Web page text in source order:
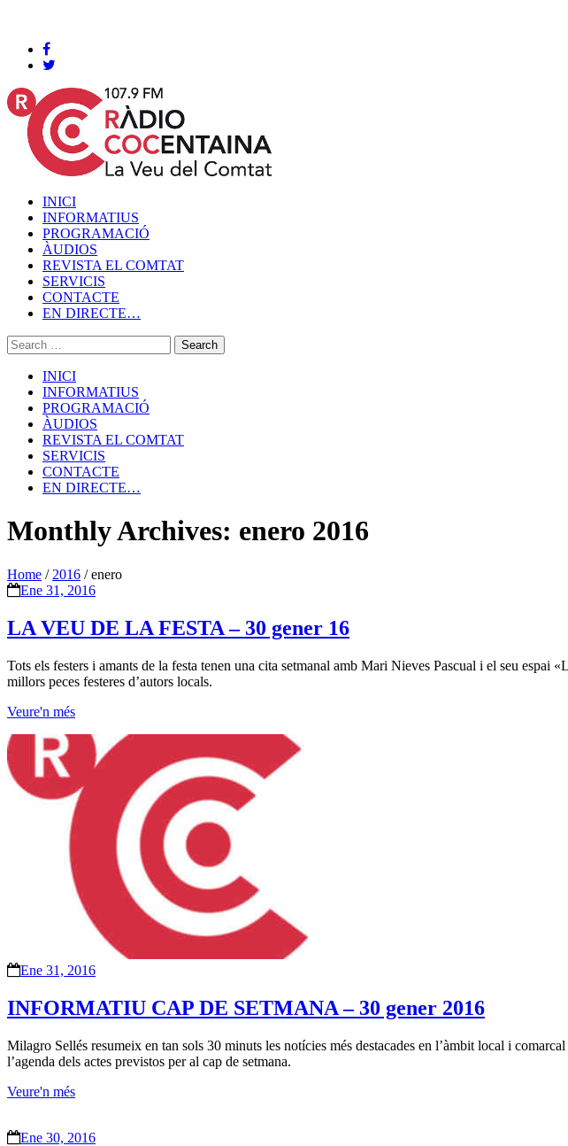
INICI
INFORMATIUS
PROGRAMACIÓ
ÀUDIOS
REVISTA EL COMTAT
SERVICIS
CONTACTE
EN DIRECTE…
INICI
INFORMATIUS
PROGRAMACIÓ
ÀUDIOS
REVISTA EL COMTAT
SERVICIS
CONTACTE
EN DIRECTE…
Monthly Archives: enero 2016
Home / 2016 /enero
Ene 31, 2016
LA VEU DE LA FESTA – 30 gener 16
Tots els festers i amants de la festa tenen una cita setmanal amb Mari Nieves Pascual i el seu espai
millors peces festeres d’autors locals.
Veure'n més
Ene 31, 2016
INFORMATIU CAP DE SETMANA – 30 gener 2016
Milagro Sellés resumeix en tan sols 30 minuts les notícies més destacades en l’àmbit local i
l’agenda dels actes previstos per al cap de setmana.
Veure'n més
Ene 30, 2016